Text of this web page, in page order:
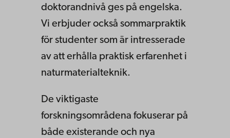
doktorandnivå ges på engelska.
Vi erbjuder också sommarpraktik
för studenter som är intresserade
av att erhålla praktisk erfarenhet i
naturmaterialteknik.
De viktigaste
forskningsområdena fokuserar på
både existerande och nya